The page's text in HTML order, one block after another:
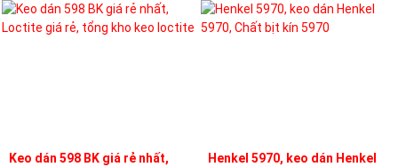
Keo dán 598 BK giá rẻ nhất,
Henkel 5970, keo dán Henkel